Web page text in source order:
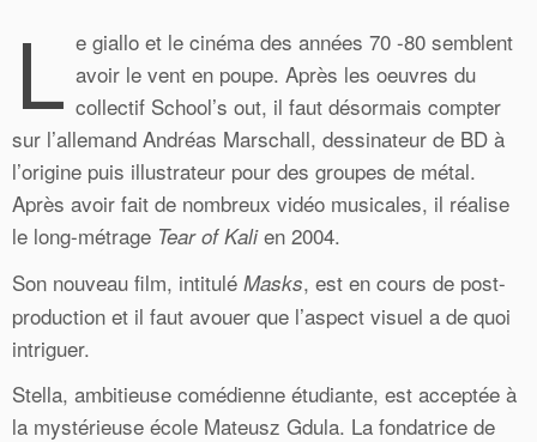
L e giallo et le cinéma des années 70 -80 semblent
avoir le vent en poupe. Après les oeuvres du
collectif School’s out, il faut désormais compter
sur l’allemand Andréas Marschall, dessinateur de BD à
l’origine puis illustrateur pour des groupes de métal.
Après avoir fait de nombreux vidéo musicales, il réalise
le long-métrage Tear of Kalien 2004.
Son nouveau film, intitulé Masks, est en cours de post-
production et il faut avouer que l’aspect visuel a de quoi
intriguer.
Stella, ambitieuse comédienne étudiante, est acceptée à
la mystérieuse école Mateusz Gdula. La fondatrice de